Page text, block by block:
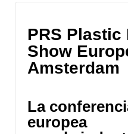
PRS Plastic
Show
Amsterdam
La
europea